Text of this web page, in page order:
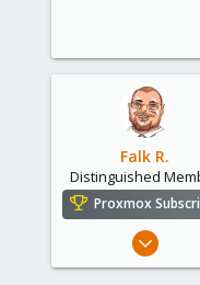
Falk R.
Distinguished
Proxmox
Aug 2,